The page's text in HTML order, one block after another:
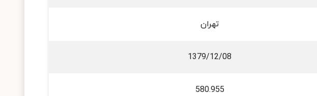
تهران
1379/12/08
580.955